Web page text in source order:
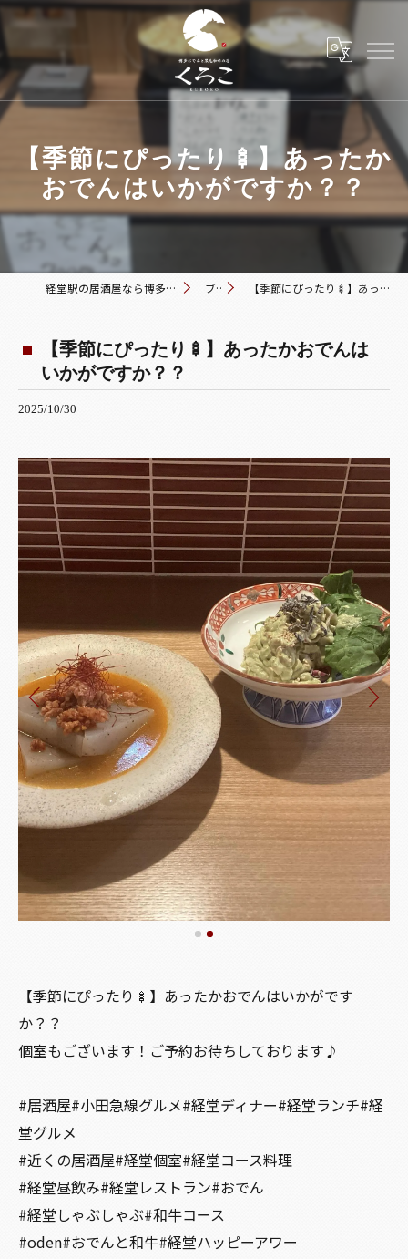
【季節にぴったり🍢】あったか
おでんはいかがですか？？
経堂駅の居酒屋なら博多おでんと黒毛和牛の店 くろこ ブログ 【季節にぴったり🍢】あったかおでんはいかがですか？？
【季節にぴったり🍢】あったかおでんは
いかがですか？？
2025/10/30
【季節にぴったり🍢】あったかおでんはいかがです
か？？
個室もございます！ご予約お待ちしております♪
#居酒屋#小田急線グルメ#経堂ディナー#経堂ランチ#経
堂グルメ
#近くの居酒屋#経堂個室#経堂コース料理
#経堂昼飲み#経堂レストラン#おでん
#経堂しゃぶしゃぶ#和牛コース
#oden#おでんと和牛#経堂ハッピーアワー